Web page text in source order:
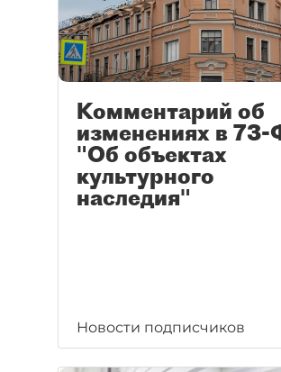
Комментарий об
изменениях в
"Об объектах
культурного
наследия"
Новости подписчиков